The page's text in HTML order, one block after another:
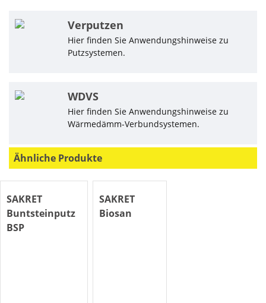
Verputzen
Hier finden Sie Anwendungshinweise zu
Putzsystemen.
WDVS
Hier finden Sie Anwendungshinweise zu
Wärmedämm-Verbundsystemen.
Ähnliche Produkte
SAKRET
Buntsteinputz
BSP
SAKRET
Biosan